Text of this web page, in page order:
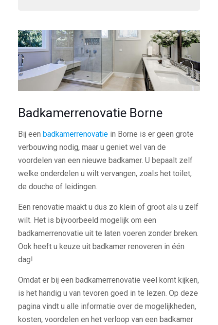
Badkamerrenovatie Borne
Bij een badkamerrenovatiein Borne is er geen grote
verbouwing nodig, maar u geniet wel van de
voordelen van een nieuwe badkamer. U bepaalt zelf
welke onderdelen u wilt vervangen, zoals het toilet,
de douche of leidingen.
Een renovatie maakt u dus zo klein of groot als u zelf
wilt. Het is bijvoorbeeld mogelijk om een
badkamerrenovatie uit te laten voeren zonder breken.
Ook heeft u keuze uit badkamer renoveren in één
dag!
Omdat er bij een badkamerrenovatie veel komt kijken,
is het handig u van tevoren goed in te lezen. Op deze
pagina vindt u alle informatie over de mogelijkheden,
kosten, voordelen en het verloop van een badkamer